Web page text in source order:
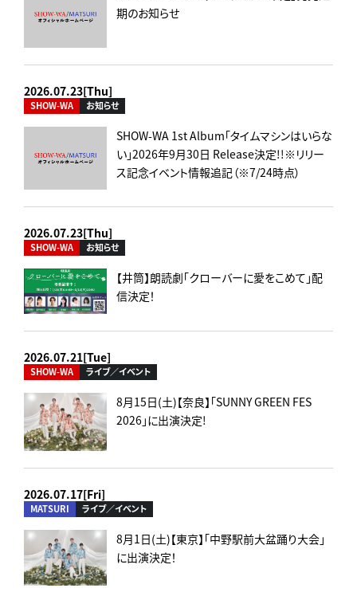
期のお知らせ
2026.07.23[Thu]
SHOW-WA お知らせ
SHOW-WA 1st Album「タイムマシンはいらな
い」2026年9月30日 Release決定!!※リリー
ス記念イベント情報追記（※7/24時点）
2026.07.23[Thu]
SHOW-WA お知らせ
【井筒】朗読劇「クローバーに愛をこめて」配
信決定！
2026.07.21[Tue]
SHOW-WA ライブ／イベント
8月15日(土)【奈良】「SUNNY GREEN FES
2026」に出演決定!
2026.07.17[Fri]
MATSURI ライブ／イベント
8月1日(土)【東京】「中野駅前大盆踊り大会」
に出演決定！